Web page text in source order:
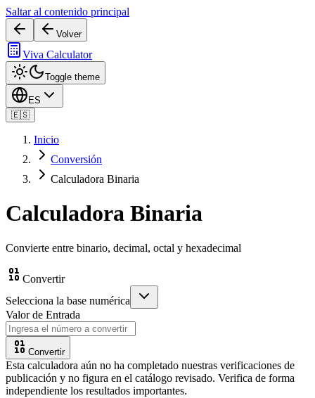
Saltar al contenido principal
Volver
Viva Calculator
Toggle theme
ES
🇪🇸
Inicio
Conversión
Calculadora Binaria
Calculadora Binaria
Convierte entre binario, decimal, octal y hexadecimal
Convertir
Selecciona la base numérica
Valor de Entrada
Convertir
Esta calculadora aún no ha completado nuestras verificaciones de
publicación y no figura en el catálogo revisado. Verifica de forma
independiente los resultados importantes.